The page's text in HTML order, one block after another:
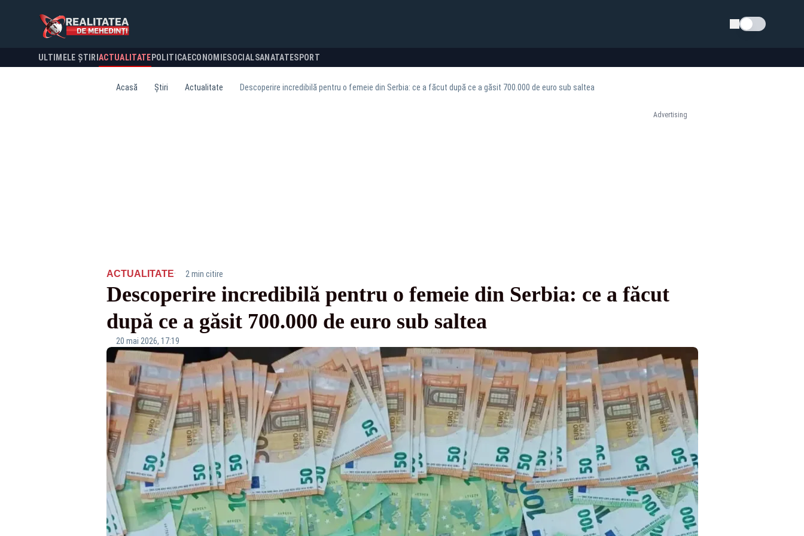
Schimba tema
ULTIMELE ȘTIRI ACTUALITATE POLITICA ECONOMIESOCIALSANATATESPORT
Acasă Știri Actualitate Descoperire incredibilă pentru o femeie din Serbia: ce a făcut după ce a găsit 700.000 de euro sub saltea
Advertising
ACTUALITATE· 2 min citire
Descoperire incredibilă pentru o femeie din Serbia: ce a făcut
după ce a găsit 700.000 de euro sub saltea
20 mai 2026, 17:19